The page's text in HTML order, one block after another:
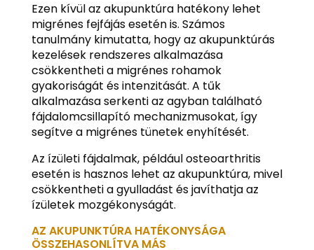
Ezen kívül az akupunktúra hatékony lehet
migrénes fejfájás esetén is. Számos
tanulmány kimutatta, hogy az akupunktúrás
kezelések rendszeres alkalmazása
csökkentheti a migrénes rohamok
gyakoriságát és intenzitását. A tűk
alkalmazása serkenti az agyban található
fájdalomcsillapító mechanizmusokat, így
segítve a migrénes tünetek enyhítését.
Az ízületi fájdalmak, például osteoarthritis
esetén is hasznos lehet az akupunktúra, mivel
csökkentheti a gyulladást és javíthatja az
ízületek mozgékonyságát.
AZ AKUPUNKTÚRA HATÉKONYSÁGA
ÖSSZEHASONLÍTVA MÁS